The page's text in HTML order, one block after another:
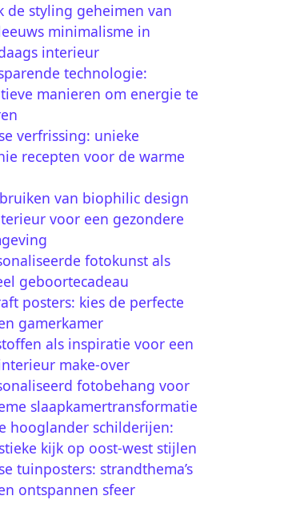
de styling geheimen van
minimalisme in
interieur
technologie:
manieren om energie te
verfrissing: unieke
recepten voor de warme
van biophilic design
voor een gezondere
fotokunst als
geboortecadeau
posters: kies de perfecte
gamerkamer
als inspiratie voor een
make-over
fotobehang voor
slaapkamertransformatie
hooglander schilderijen:
kijk op oost-west stijlen
tuinposters: strandthema’s
ontspannen sfeer